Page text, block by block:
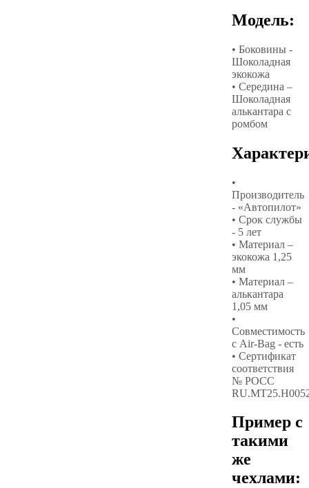
Модель:
• Боковины -
Шоколадная
экокожа
• Середина –
Шоколадная
алькантара с
ромбом
•
Производитель
- «Автопилот»
• Срок службы
- 5 лет
• Материал –
экокожа 1,25
мм
• Материал –
алькантара
1,05 мм
•
Совместимость
с Air-Bag - есть
• Сертификат
соответствия
№ РОСС
Пример с
такими
же
чехлами: